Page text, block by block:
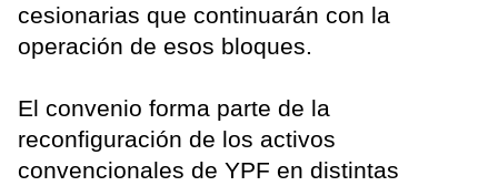
cesionarias que continuarán con la
operación de esos bloques.
El convenio forma parte de la
reconfiguración de los activos
convencionales de YPF en distintas